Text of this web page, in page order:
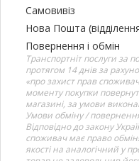
Самовивіз
Нова Пошта
Повернення і обмін
Транспортніт послуги за
протягом 14 днів за
«про захист прав
моменту покупки
магазині, за умови
Умови обміну /
Відповідно до закону
споживач має право
якості на аналогічний у